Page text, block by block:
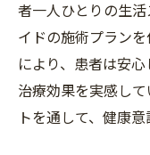
者一人ひとりの生
イドの施術プラン
により、患者は安
治療効果を実感し
トを通して、健康